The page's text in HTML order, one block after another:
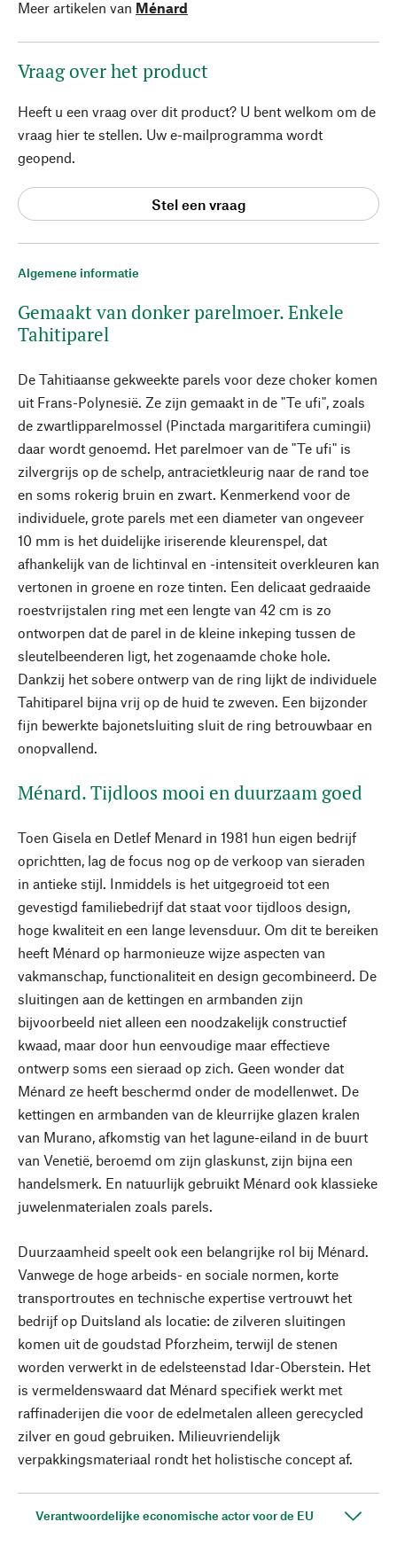
Algemene informatie
Gemaakt van donker parelmoer. Enkele
Tahitiparel
De Tahitiaanse gekweekte parels voor deze choker komen
uit Frans-Polynesië. Ze zijn gemaakt in de "Te ufi", zoals
de zwartlipparelmossel (Pinctada margaritifera cumingii)
daar wordt genoemd. Het parelmoer van de "Te ufi" is
zilvergrijs op de schelp, antracietkleurig naar de rand toe
en soms rokerig bruin en zwart. Kenmerkend voor de
individuele, grote parels met een diameter van ongeveer
10 mm is het duidelijke iriserende kleurenspel, dat
afhankelijk van de lichtinval en -intensiteit overkleuren kan
vertonen in groene en roze tinten. Een delicaat gedraaide
roestvrijstalen ring met een lengte van 42 cm is zo
ontworpen dat de parel in de kleine inkeping tussen de
sleutelbeenderen ligt, het zogenaamde choke hole.
Dankzij het sobere ontwerp van de ring lijkt de individuele
Tahitiparel bijna vrij op de huid te zweven. Een bijzonder
fijn bewerkte bajonetsluiting sluit de ring betrouwbaar en
onopvallend.
Ménard. Tijdloos mooi en duurzaam goed
Toen Gisela en Detlef Menard in 1981 hun eigen bedrijf
oprichtten, lag de focus nog op de verkoop van sieraden
in antieke stijl. Inmiddels is het uitgegroeid tot een
gevestigd familiebedrijf dat staat voor tijdloos design,
hoge kwaliteit en een lange levensduur. Om dit te bereiken
heeft Ménard op harmonieuze wijze aspecten van
vakmanschap, functionaliteit en design gecombineerd. De
sluitingen aan de kettingen en armbanden zijn
bijvoorbeeld niet alleen een noodzakelijk constructief
kwaad, maar door hun eenvoudige maar effectieve
ontwerp soms een sieraad op zich. Geen wonder dat
Ménard ze heeft beschermd onder de modellenwet. De
kettingen en armbanden van de kleurrijke glazen kralen
van Murano, afkomstig van het lagune-eiland in de buurt
van Venetië, beroemd om zijn glaskunst, zijn bijna een
handelsmerk. En natuurlijk gebruikt Ménard ook klassieke
juwelenmaterialen zoals parels.
Duurzaamheid speelt ook een belangrijke rol bij Ménard.
Vanwege de hoge arbeids- en sociale normen, korte
transportroutes en technische expertise vertrouwt het
bedrijf op Duitsland als locatie: de zilveren sluitingen
komen uit de goudstad Pforzheim, terwijl de stenen
worden verwerkt in de edelsteenstad Idar-Oberstein. Het
is vermeldenswaard dat Ménard specifiek werkt met
raffinaderijen die voor de edelmetalen alleen gerecycled
zilver en goud gebruiken. Milieuvriendelijk
verpakkingsmateriaal rondt het holistische concept af.
Verantwoordelijke economische actor voor de EU
Meer artikelen van Ménard
Vraag over het product
Heeft u een vraag over dit product? U bent welkom om de
vraag hier te stellen. Uw e-mailprogramma wordt
geopend.
Stel een vraag